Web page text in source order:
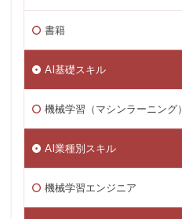
書籍
AI基礎スキル
機械学習（マシンラーニング）
AI業種別スキル
機械学習エンジニア